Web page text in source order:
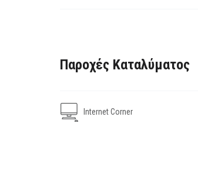
Παροχές Καταλύματος
Internet Corner